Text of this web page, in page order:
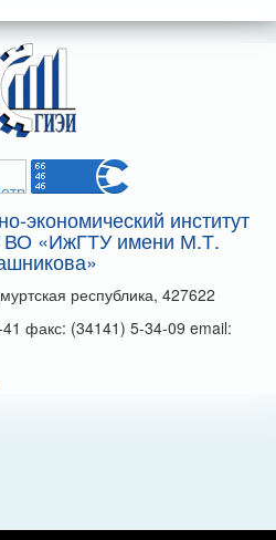
экономический институт
«ИжГТУ имени М.Т.
республика, 427622
факс: (34141) 5-34-09 email: